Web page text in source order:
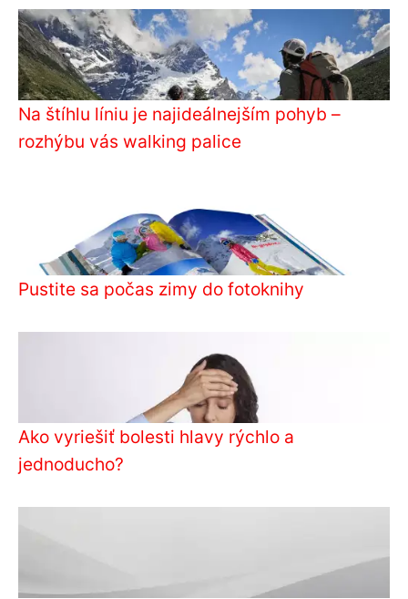
Na štíhlu líniu je najideálnejším pohyb –
rozhýbu vás walking palice
Pustite sa počas zimy do fotoknihy
Ako vyriešiť bolesti hlavy rýchlo a
jednoducho?